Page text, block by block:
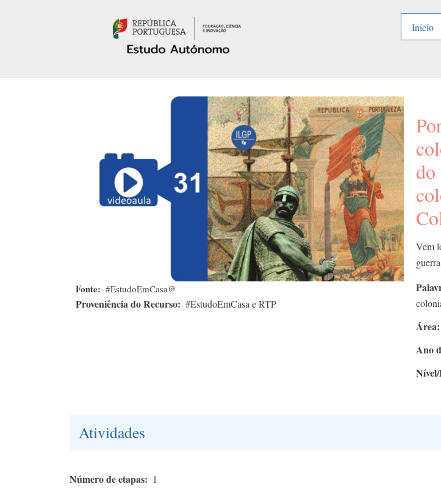
Início
Fonte #EstudoEmCasa@
Proveniência do Recurso #EstudoEmCasa e RTP
Vem
Área
Ano
Atividades
Número de etapas 1